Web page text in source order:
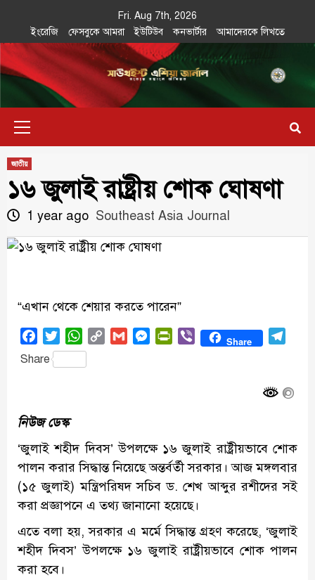
content
Fri. Aug 7th, 2026
ইংরেজি
ফেসবুকে আমরা ইউটিউব কনভার্টার আমাদেরকে লিখতে
Southeast
Asia Journal
IN SEARCH OF THE TRUTH
জাতীয়
১৬ জুলাই রাষ্ট্রীয় শোক ঘোষণা
1 year ago Southeast Asia Journal
“এখান থেকে শেয়ার করতে পারেন”
FacebookTwitterWhatsApp
Copy
Gmail MessengerPrintFriendly
Viber Share
Share
নিউজ ডেস্ক
‘জুলাই শহীদ দিবস’ উপলক্ষে ১৬ জুলাই রাষ্ট্রীয়ভাবে শোক
পালন করার সিদ্ধান্ত নিয়েছে অন্তর্বর্তী সরকার। আজ মঙ্গলবার
(১৫ জুলাই) মন্ত্রিপরিষদ সচিব ড. শেখ আব্দুর রশীদের সই
করা প্রজ্ঞাপনে এ তথ্য জানানো হয়েছে।
এতে বলা হয়, সরকার এ মর্মে সিদ্ধান্ত গ্রহণ করেছে, ‘জুলাই
শহীদ দিবস’ উপলক্ষে ১৬ জুলাই রাষ্ট্রীয়ভাবে শোক পালন
করা হবে।